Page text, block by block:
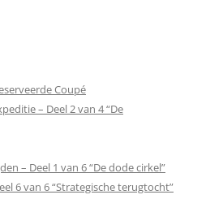
Coupé
– Deel 2 van 4 “De
– Deel 1 van 6 “De dode cirkel”
6 van 6 “Strategische terugtocht”